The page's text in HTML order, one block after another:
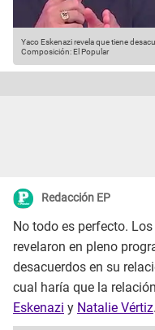
Yaco Eskenazi revela que tiene
Composición: El Popular
Redacción EP
No todo es perfecto. Los
revelaron en pleno
desacuerdos en su
cual haría que la
Eskenazi y Natalie Vértiz.